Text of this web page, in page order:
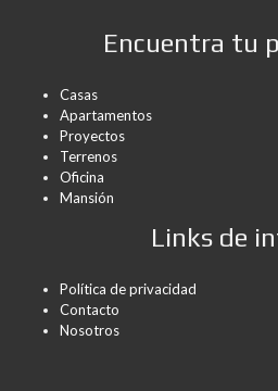
Encuentra tu
Casas
Apartamentos
Proyectos
Terrenos
Oficina
Mansión
Links de
Política de privacidad
Contacto
Nosotros